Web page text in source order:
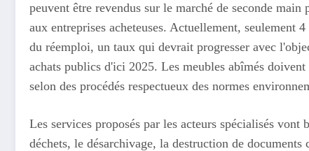
peuvent être revendus sur le marché de seconde
aux entreprises acheteuses. Actuellement, seulement
du réemploi, un taux qui devrait progresser avec
achats publics d'ici 2025. Les meubles abîmés
selon des procédés respectueux des normes
Les services proposés par les acteurs spécialisés
déchets, le désarchivage, la destruction de